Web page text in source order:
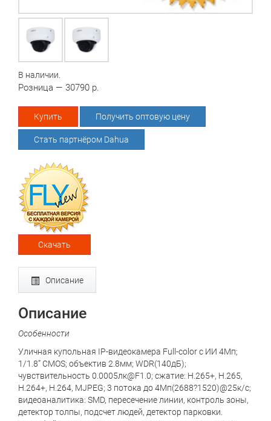
В наличии.
Розница — 30790 р.
Купить Получить оптовую цену
Стать партнёром Dahua
Скачать
Описание
Описание
Особенности
Уличная купольная IP-видеокамера Full-color с ИИ 4Мп;
1/1.8” CMOS; объектив 2.8мм; WDR(140дБ);
чувствительность 0.0005лк@F1.0; сжатие: H.265+, H.265,
H.264+, H.264, MJPEG; 3 потока до 4Мп(2688?1520)@25к/с;
видеоаналитика: SMD, пересечение линии, контроль зоны,
детектор толпы, подсчет людей, детектор парковки.